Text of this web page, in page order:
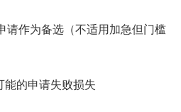
请作为备选（不适用加急但门槛
能的申请失败损失